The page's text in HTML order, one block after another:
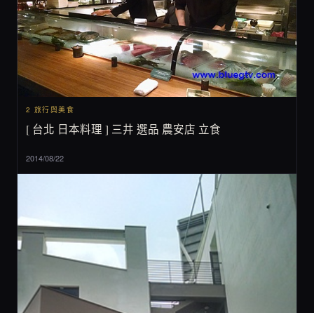
2 旅行與美食
[ 台北 日本料理 ] 三井 選品 農安店 立食
2014/08/22